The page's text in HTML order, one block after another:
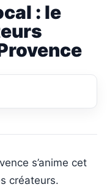
: le
s’anime cet
créateurs.